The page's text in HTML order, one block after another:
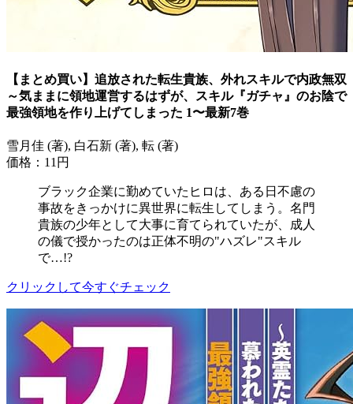
【まとめ買い】追放された転生貴族、外れスキルで内政無双
～気ままに領地運営するはずが、スキル『ガチャ』のお陰で
最強領地を作り上げてしまった 1〜最新7巻
雪月佳 (著), 白石新 (著), 転 (著)
価格：11円
ブラック企業に勤めていたヒロは、ある日不慮の
事故をきっかけに異世界に転生してしまう。名門
貴族の少年として大事に育てられていたが、成人
の儀で授かったのは正体不明の"ハズレ"スキル
で…!?
クリックして今すぐチェック